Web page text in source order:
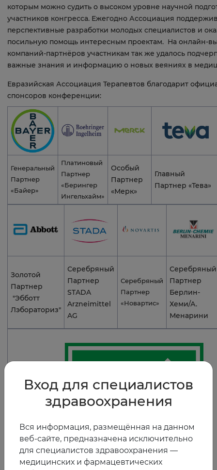
которым можно судить о высоком уровне научной
участников конгресса. Ежегодно Ассоциация
перспективные разработки молодых специалистов и
посильную помощь интересным проектам. На онлайн-
компаний-партнёров участникам так же удалось
важные знания и информацию о новых веяниях в
Евразийская Ассоциация Терапевтов благодарит
спонсоров конференции:
Генеральный
Партнер
«Байер»
Платиновый
Партнер
«Берингер
Ингельхайм»
Особый
Партнер
«Мерк»
Главный
Партнер «Тева»
Золотой
Партнер
"Эбботт
Лэбораториз"
Серебряный
Партнер
STADA
Arzneimittel
AG
Серебряный
Партнер
«Новартис»
Серебряный
Партнер
Берлин-
Хеми/А.
Менарини
Вход для специалистов
здравоохранения
Вся информация, размещённая на данном
веб-сайте, предназначена исключительно
для специалистов здравоохранения —
медицинских и фармацевтических